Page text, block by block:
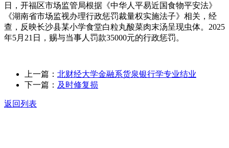
日，开福区市场监管局根据《中华人平易近国食物平安法》
《湖南省市场监视办理行政惩罚裁量权实施法子》相关，经
查，反映长沙县某小学食堂白粒丸酸菜肉末汤呈现虫体。2025
年5月21日，赐与当事人罚款35000元的行政惩罚。
上一篇： 北财经大学金融系货泉银行学专业结业
下一篇： 及时修复损
返回列表